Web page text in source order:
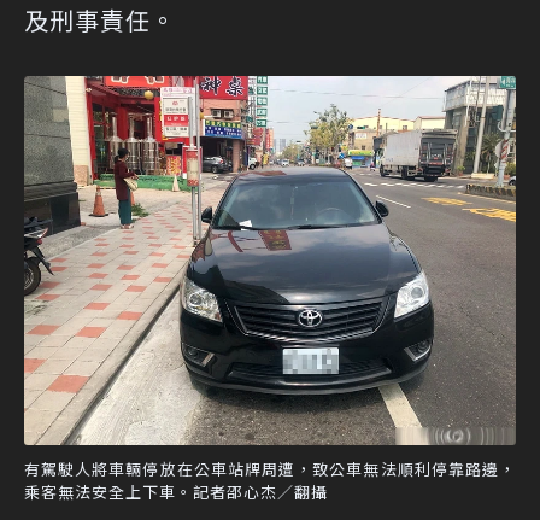
及刑事責任。
有駕駛人將車輛停放在公車站牌周遭，致公車無法順利停靠路邊，
乘客無法安全上下車。記者邵心杰／翻攝